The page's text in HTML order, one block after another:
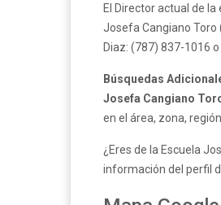
El Director actual de
Josefa Cangiano Toro
Diaz: (787) 837-1016
Búsquedas
Josefa Cangiano
en el área, zona,
¿Eres de la Escuela
información del perfil